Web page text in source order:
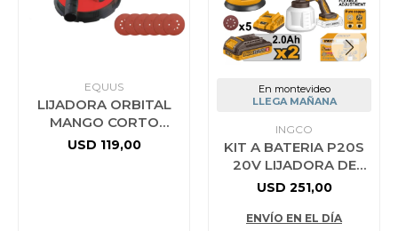
EQUUS
LIJADORA ORBITAL
MANGO CORTO
900W CON
USD 119,00
En montevideo
LLEGA MAÑANA
INGCO
KIT A BATERIA P20S
20V LIJADORA DE
YESO 850W 180MM 7
ORBITAL 1
USD 251,00
ENVÍO EN EL DÍA